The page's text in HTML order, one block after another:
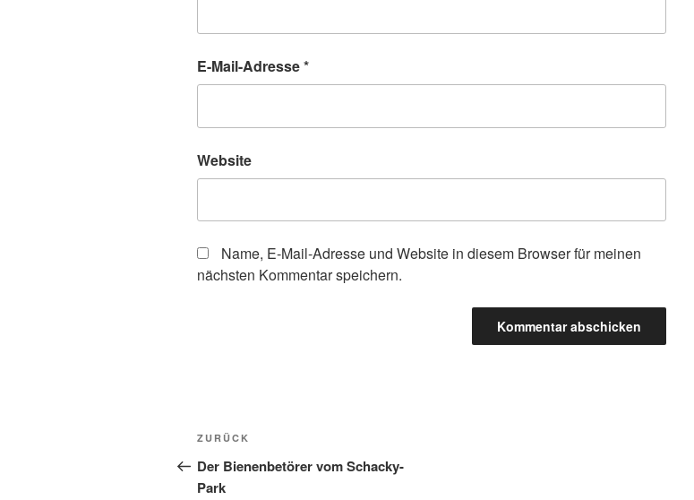
E-Mail-Adresse*
Website
Name, E-Mail-Adresse und Website in diesem Browser für meinen
nächsten Kommentar speichern.
Beitragsnavigation
Vorheriger
Beitrag
ZURÜCK
Der Bienenbetörer vom Schacky-
Park